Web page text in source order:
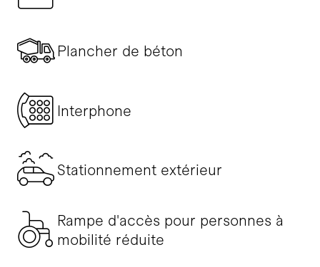
Plancher de béton
Interphone
Stationnement extérieur
Rampe d'accès pour personnes à
mobilité réduite